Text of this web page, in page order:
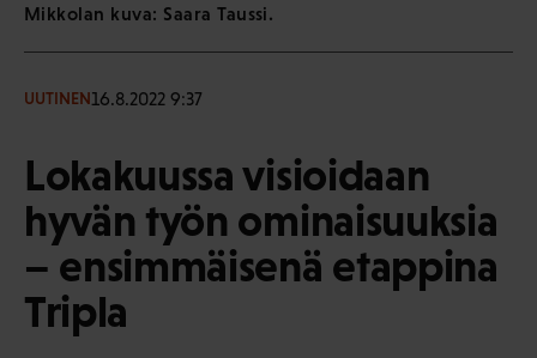
Mikkolan kuva: Saara Taussi.
UUTINEN16.8.2022 9:37
Lokakuussa visioidaan
hyvän työn ominaisuuksia
– ensimmäisenä etappina
Tripla